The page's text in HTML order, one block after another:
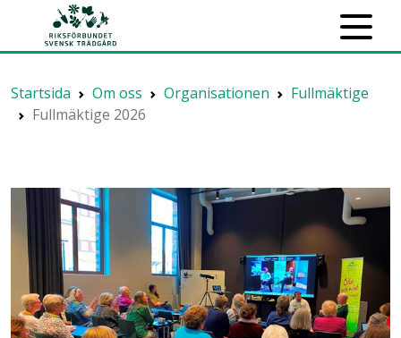
Startsida Om oss Organisationen
Fullmäktige
Fullmäktige 2026